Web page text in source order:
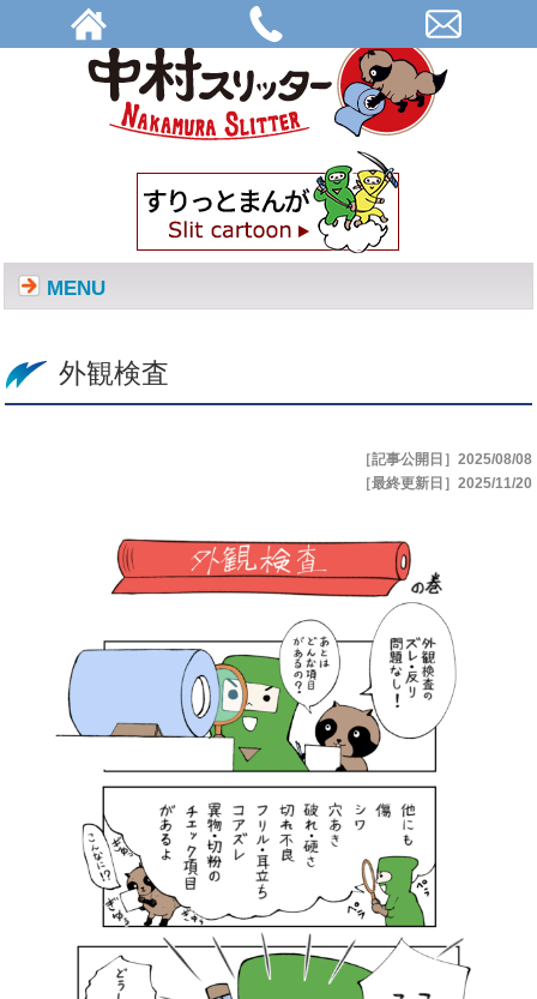
外観検査 | 株式会社中村スリッター
MENU
外観検査
［記事公開日］2025/08/08
［最終更新日］2025/11/20